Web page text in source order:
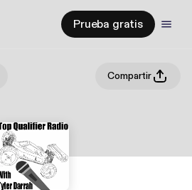
Prueba gratis
Compartir